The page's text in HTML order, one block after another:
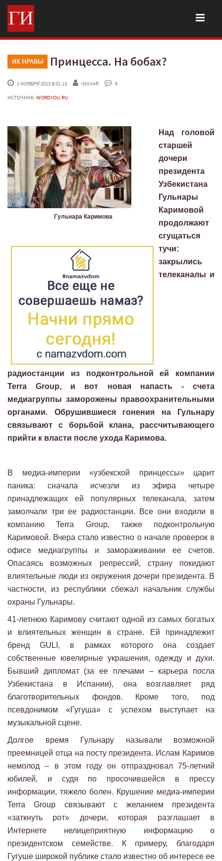
ИХ НРАВЫ Принцесса. На бобах?
1 НОЯБРЯ'2013 В 01:13 INGVAR
6
ИСТОЧНИК: WORDYOU.RU
Гульнара Каримова
Над головой
старшей
дочери
президента
Узбекистана
Гульнары
Каримовой
продолжают
сгущаться
тучи:
закрылись
телеканалы и
радиостанции из подконтрольной ей компании
Terra Group, и вот новая напасть - счета
медиагруппы заморожены правоохранительными
органами. Обрушившиеся гонения на Гульнару
связывают с борьбой клана, рассчитывающего
прийти к власти после ухода Каримова.
В медиа-империи «узбекской принцессы» царит
паника: сначала исчезли из эфира четыре
принадлежащих ей популярных телеканала, затем
замолчали три ее радиостанции. Все они входили в
компанию Terra Group, также подконтрольную
Каримовой. Вчера стало известно о начале проверок в
офисе медиагруппы и замораживании ее счетов.
Опасаясь возможных репрессий, страну покидают
влиятельные люди из окружения дочери президента. В
частности, из республики сбежал начальник службы
охраны Гульнары.
41-летнюю Каримову считают одной из самых богатых
и влиятельных женщин в стране. Ей принадлежит
бренд GULI, в рамках которого она создает
собственные ювелирные украшения, одежду и духи.
Бывший дипломат (за ее плечами – карьера посла
Узбекистана в Испании), она возглавляет ряд
благотворительных фондов. Кроме того, под
псевдонимом «Гугуша» с успехом выступает на
музыкальной сцене.
Долгое время Гульнару называли возможной
преемницей отца на посту президента. Ислам Каримов
немолод – в этом году он отпраздновал 75-летний
юбилей, и судя по просочившейся в прессу
информации, тяжело болен. Крушение медиа-империи
Terra Group связывают с желанием президента
«заткнуть рот» дочери, которая разглашает в
Интернете нелицеприятную информацию о
президентском семействе. К примеру, благодаря
Гугуше широкой публике стало известно об интересе ее